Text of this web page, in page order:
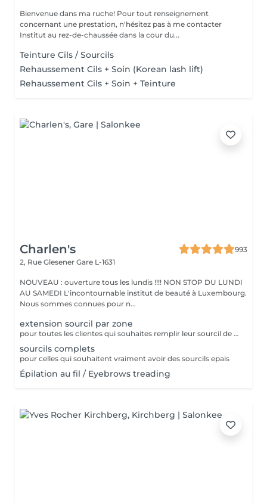
Bienvenue dans ma ruche! Pour tout renseignement
concernant une prestation, n'hésitez pas à me contacter
Institut au rez-de-chaussée dans la cour du...
Teinture Cils / Sourcils
Rehaussement Cils + Soin (Korean lash lift)
Rehaussement Cils + Soin + Teinture
Charlen's
993
2, Rue Glesener Gare L-1631
NOUVEAU : ouverture tous les lundis !!!! NON STOP DU LUNDI
AU SAMEDI L'incontournable institut de beauté à Luxembourg.
Nous sommes connues pour n...
extension sourcil par zone
pour toutes les clientes qui souhaites remplir leur sourcil de facon temporaire et naturel cette prestation est faites pour vous
sourcils complets
pour celles qui souhaitent vraiment avoir des sourcils epais
Épilation au fil / Eyebrows treading